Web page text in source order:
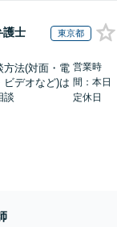
護士 東京都
方法(対面・電
ビデオなど)は
談
営業時
間：本日
定休日